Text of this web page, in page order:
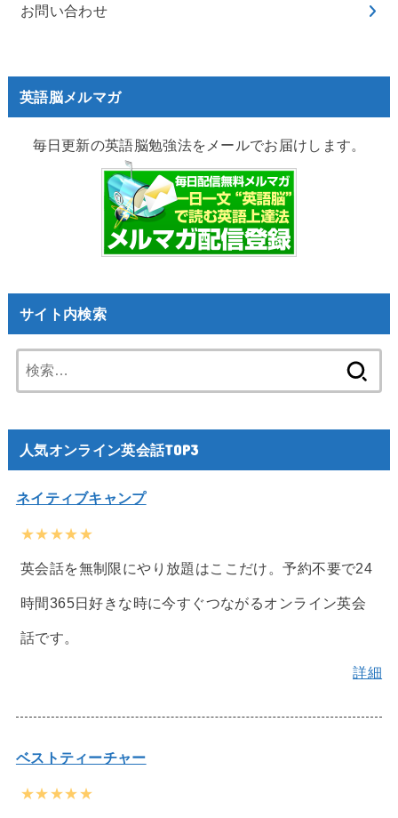
お問い合わせ
英語脳メルマガ
毎日更新の英語脳勉強法をメールでお届けします。
サイト内検索
索:
人気オンライン英会話TOP3
ネイティブキャンプ
★★★★★
英会話を無制限にやり放題はここだけ。予約不要で24
時間365日好きな時に今すぐつながるオンライン英会
話です。
詳細
ベストティーチャー
★★★★★